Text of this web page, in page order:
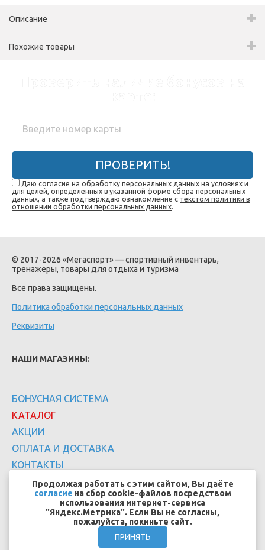
Описание
Похожие товары
ПРОВЕРИТЬ!
Даю согласие на обработку персональных данных на условиях и
для целей, определенных в указанной форме сбора персональных
данных, а также подтверждаю ознакомление с текстом политики в
отношении обработки персональных данных.
© 2017-2026 «Мегаспорт» — спортивный инвентарь,
тренажеры, товары для отдыха и туризма
Все права защищены.
Политика обработки персональных данных
Реквизиты
НАШИ МАГАЗИНЫ:
БОНУСНАЯ СИСТЕМА
КАТАЛОГ
АКЦИИ
ОПЛАТА И ДОСТАВКА
КОНТАКТЫ
Создание сайтов - EFFECT.SU
Продолжая работать с этим сайтом, Вы даёте
согласие на сбор cookie-файлов посредством
использования интернет-сервиса
"Яндекс.Метрика". Если Вы не согласны,
пожалуйста, покиньте сайт.
ПРИНЯТЬ